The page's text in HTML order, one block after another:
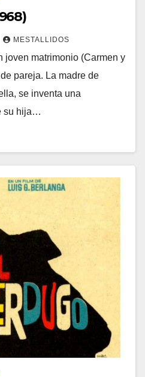
MESTALLIDOS
joven matrimonio (Carmen y
pareja. La madre de
se inventa una
su hija…